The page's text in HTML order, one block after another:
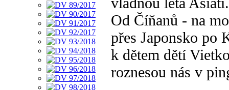
Od Číňanů - na
přes Japonsko po
k dětem dětí
roznesou nás v